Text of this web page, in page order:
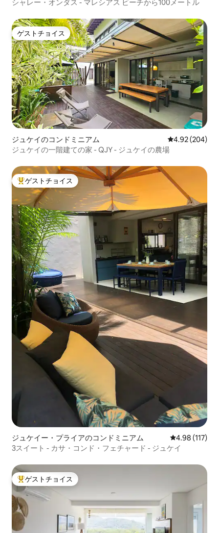
シャレー・オンダス - マレシアス ビーチから100メートル
ゲストチョイス
ゲストチョイス
ジュケイのコンドミニアム レビュー204
4.92 (204)
ジュケイの一階建ての家 - QJY - ジュケイの農場
大好評のゲストチョイスです。
ゲストチョイス
ジュケイー・プライアのコンドミニアム レビュー117
4.98 (117)
3スイート - カサ・コンド・フェチャード - ジュケイ
大好評のゲストチョイスです。
ゲストチョイス